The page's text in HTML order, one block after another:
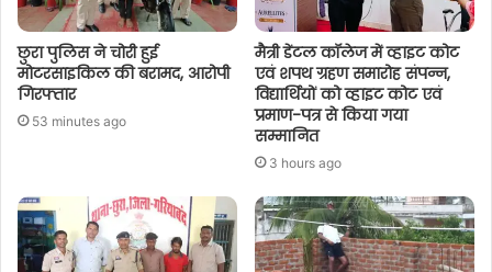
छुरा पुलिस ने चोरी हुई
मोटरसाइकिल की बरामद, आरोपी
गिरफ्तार
53 minutes ago
मैत्री डेंटल कॉलेज में व्हाइट कोट
एवं शपथ ग्रहण समारोह संपन्न,
विद्यार्थियों को व्हाइट कोट एवं
प्रमाण-पत्र से किया गया
सम्मानित
3 hours ago